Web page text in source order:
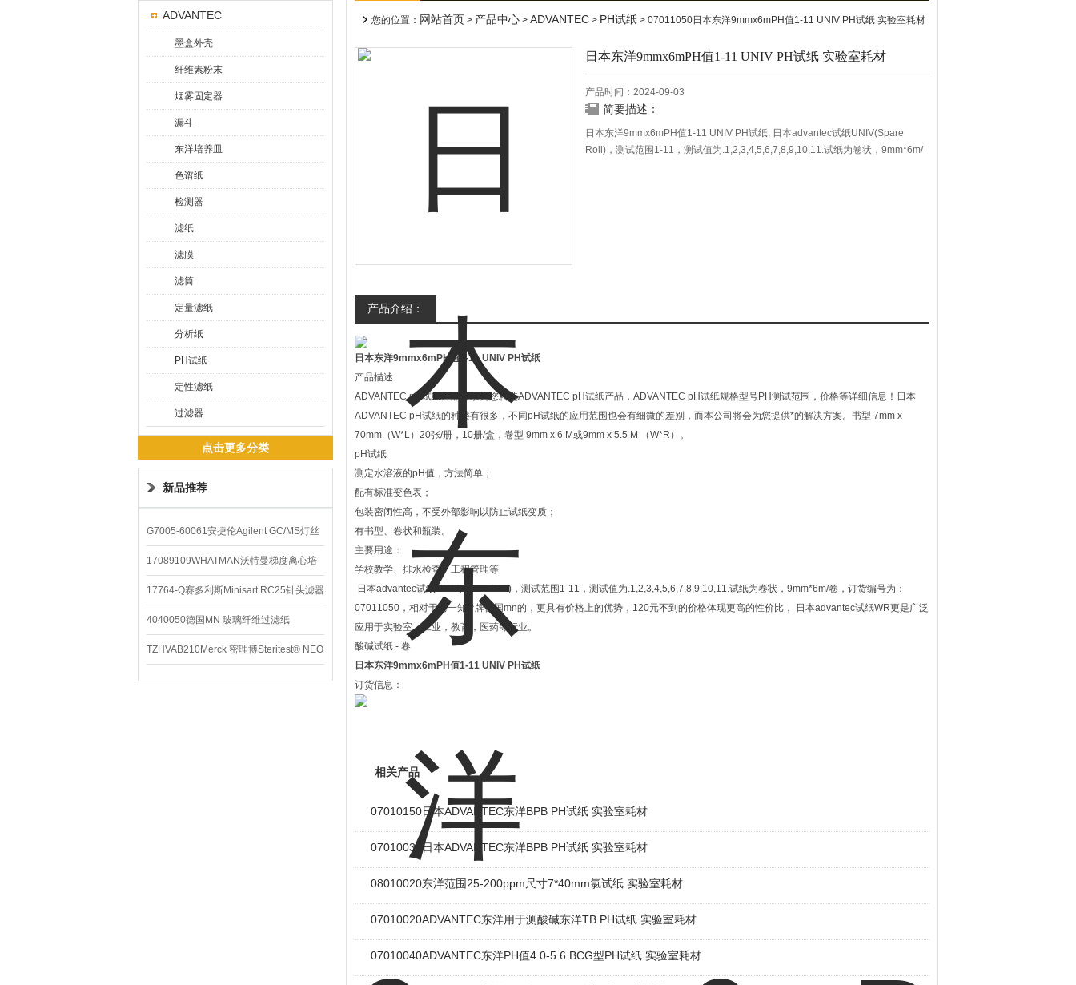
ADVANTEC
墨盒外壳
纤维素粉末
烟雾固定器
漏斗
东洋培养皿
色谱纸
检测器
滤纸
滤膜
滤筒
定量滤纸
分析纸
PH试纸
定性滤纸
过滤器
点击更多分类
新品推荐
G7005-60061安捷伦Agilent GC/MS灯丝
配件
17089109WHATMAN沃特曼梯度离心培
养基
17764-Q赛多利斯Minisart RC25针头滤器
4040050德国MN 玻璃纤维过滤纸
TZHVAB210Merck 密理博Steritest® NEO
设备
您的位置： 网站首页 > 产品中心 > ADVANTEC > PH试纸 > 07011050日本东洋9mmx6mPH值1-11 UNIV PH试纸 实验室耗材
日本东洋9mmx6mPH值1-11 UNIV PH试纸 实验室耗材
产品时间：2024-09-03
简要描述：
日本东洋9mmx6mPH值1-11 UNIV PH试纸, 日本advantec试纸UNIV(Spare
Roll)，测试范围1-11，测试值为.1,2,3,4,5,6,7,8,9,10,11.试纸为卷状，9mm*6m/
产品介绍：
日本东洋9mmx6mPH值1-11 UNIV PH试纸
产品描述
ADVANTEC pH试纸产品目录为您精选ADVANTEC pH试纸产品，ADVANTEC pH试纸规格型号PH测试范围，价格等详细信息！日本
ADVANTEC pH试纸的种类有很多，不同pH试纸的应用范围也会有细微的差别，而本公司将会为您提供*的解决方案。书型 7mm x
70mm（W*L）20张/册，10册/盒，卷型 9mm x 6 M或9mm x 5.5 M （W*R）。
pH试纸
测定水溶液的pH值，方法简单；
配有标准变色表；
包装密闭性高，不受外部影响以防止试纸变质；
有书型、卷状和瓶装。
主要用途：
学校教学、排水检查、工程管理等
日本advantec试纸UNIV(Spare Roll)，测试范围1-11，测试值为.1,2,3,4,5,6,7,8,9,10,11.试纸为卷状，9mm*6m/卷，订货编号为：
07011050，相对于另一知**牌德国mn的，更具有价格上的优势，120元不到的价格体现更高的性价比， 日本advantec试纸WR更是广泛
应用于实验室，工业，教育，医药等行业。
酸碱试纸 - 卷
日本东洋9mmx6mPH值1-11 UNIV PH试纸
订货信息：
相关产品
07010150日本ADVANTEC东洋BPB PH试纸 实验室耗材
07010030日本ADVANTEC东洋BPB PH试纸 实验室耗材
08010020东洋范围25-200ppm尺寸7*40mm氯试纸 实验室耗材
07010020ADVANTEC东洋用于测酸碱东洋TB PH试纸 实验室耗材
07010040ADVANTEC东洋PH值4.0-5.6 BCG型PH试纸 实验室耗材